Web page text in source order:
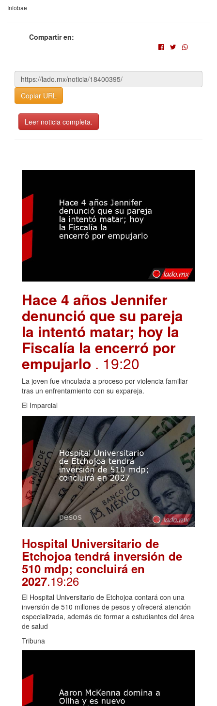
Infobae
Compartir en:
Copiar URL
Leer noticia completa.
Hace 4 años Jennifer
denunció que su pareja
la intentó matar; hoy la
Fiscalía la encerró por
empujarlo . 19:20
La joven fue vinculada a proceso por violencia familiar
tras un enfrentamiento con su expareja.
El Imparcial
Hospital Universitario de
Etchojoa tendrá inversión de
510 mdp; concluirá en
2027.19:26
El Hospital Universitario de Etchojoa contará con una
inversión de 510 millones de pesos y ofrecerá atención
especializada, además de formar a estudiantes del área
de salud
Tribuna